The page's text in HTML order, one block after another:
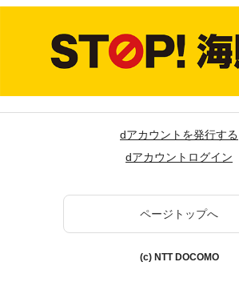
dアカウントを発行する
dアカウントログイン
ページトップへ
(c) NTT DOCOMO